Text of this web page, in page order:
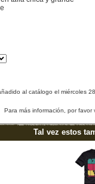
al catálogo el miércoles
Para más información, por favor
Tal vez estos